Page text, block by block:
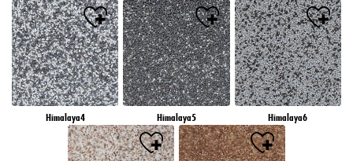
Himalaya4 Himalaya5 Himalaya6